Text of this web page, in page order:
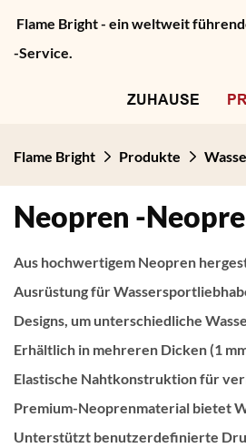
Flame Bright - ein weltweit
-Service.
ZUHAUSE
Flame Bright Produkte
Neopren -
Aus hochwertigem Neopren
Ausrüstung für
Designs, um unterschiedliche
Erhältlich in mehreren Dicken (1
Elastische Nahtkonstruktion für
Premium-Neoprenmaterial bietet
Unterstützt benutzerdefinierte